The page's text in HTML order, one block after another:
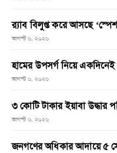
র‌্যাব বিলুপ্ত করে আসছে
আগস্ট ৬, ২০২৬
হামের উপসর্গ নিয়ে একদিনেই
আগস্ট ৬, ২০২৬
৩ কোটি টাকার ইয়াবা উদ্ধার
আগস্ট ৬, ২০২৬
জনগণের অধিকার আদায়ে ৫